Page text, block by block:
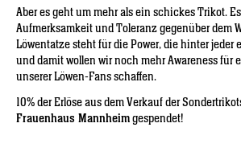
Aber es geht um mehr als ein schickes Trikot.
Aufmerksamkeit und Toleranz gegenüber dem
Löwentatze steht für die Power, die hinter jeder
und damit wollen wir noch mehr Awareness für
unserer Löwen-Fans schaffen.
10% der Erlöse aus dem Verkauf der
Frauenhaus Mannheim gespendet!